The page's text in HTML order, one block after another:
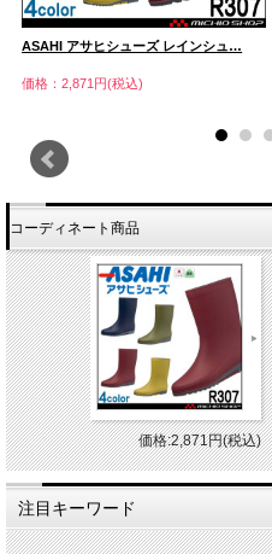
ASAHI アサヒシューズ レインシュ…
価格：2,871円(税込)
コーディネート商品
価格:2,871円(税込)
注目キーワード